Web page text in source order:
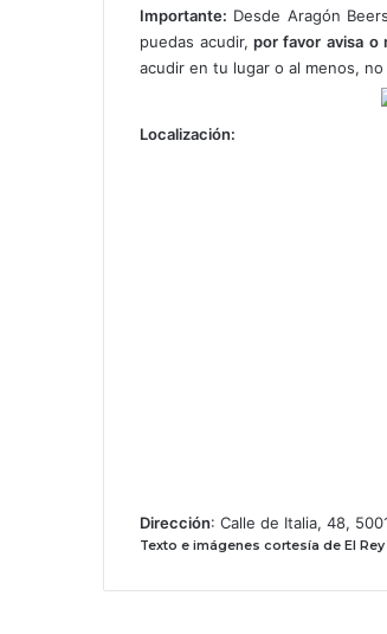
Importante: Desde Aragón
puedas acudir, por favor avisa o
acudir en tu lugar o al menos,
Localización:
Dirección: Calle de Italia, 48,
Texto e imágenes cortesía de El Rey